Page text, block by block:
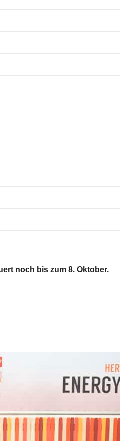
noch bis zum 8. Oktober.